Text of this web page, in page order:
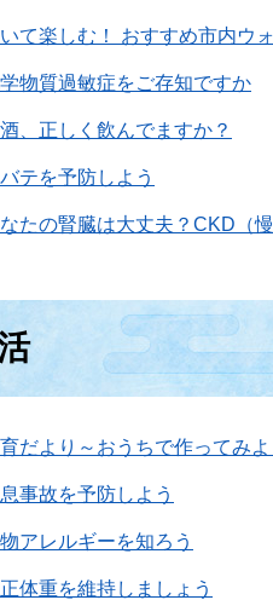
て楽しむ！ おすすめ市内ウ
物質過敏症をご存知ですか
、正しく飲んでますか？
テを予防しよう
たの腎臓は大丈夫？CKD（
だより～おうちで作ってみよ
事故を予防しよう
アレルギーを知ろう
体重を維持しましょう